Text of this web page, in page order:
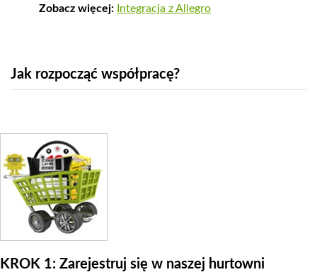
Zobacz więcej: Integracja z Allegro
Jak rozpocząć współpracę?
KROK 1: Zarejestruj się w naszej hurtowni